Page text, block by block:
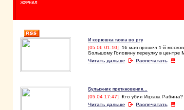
ЖУРНАЛ
И корюшка таяла во рту
[05.06 01:10] 16 мая прошел 1-й
Большому Головину переулку в
Читать дальше
Распечатать
Булыжник преткновения...
[05.04 17:47] Кто убил Ицхака Рабина?
Читать дальше
Распечатать